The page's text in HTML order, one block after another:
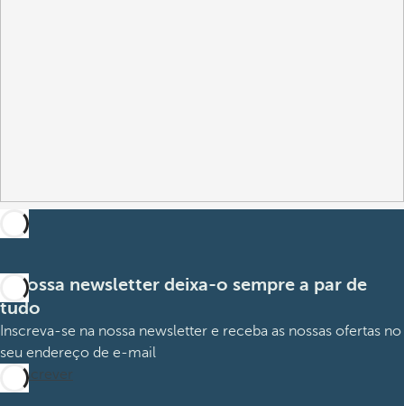
A nossa newsletter deixa-o sempre a par de
tudo
Inscreva-se na nossa newsletter e receba as nossas ofertas no
seu endereço de e-mail
Subscrever